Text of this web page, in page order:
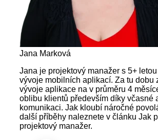
Jana Marková
Jana je projektový manažer s 5+
vývoje mobilních aplikací. Za tu dobu
vývoje aplikace na v průměru 4
oblibu klientů především díky včasné
komunikaci. Jak kloubí náročné
další příběhy naleznete v článku Jak
projektový manažer.